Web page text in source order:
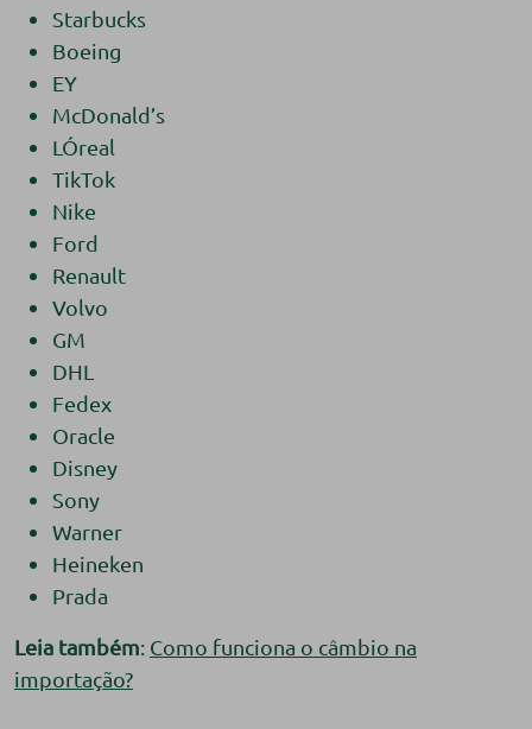
Starbucks
Boeing
EY
McDonald’s
LÓreal
TikTok
Nike
Ford
Renault
Volvo
GM
DHL
Fedex
Oracle
Disney
Sony
Warner
Heineken
Prada
Leia também: Como funciona o câmbio na
importação?